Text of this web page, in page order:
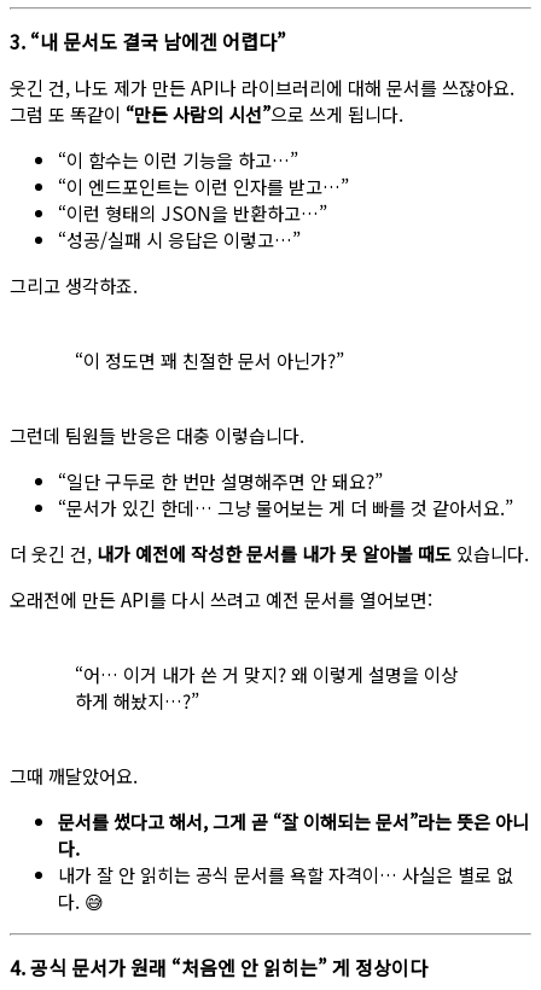
3. “내 문서도 결국 남에겐 어렵다”
웃긴 건, 나도 제가 만든 API나 라이브러리에 대해 문서를 쓰잖아요.
그럼 또 똑같이 “만든 사람의 시선”으로 쓰게 됩니다.
“이 함수는 이런 기능을 하고…”
“이 엔드포인트는 이런 인자를 받고…”
“이런 형태의 JSON을 반환하고…”
“성공/실패 시 응답은 이렇고…”
그리고 생각하죠.
“이 정도면 꽤 친절한 문서 아닌가?”
그런데 팀원들 반응은 대충 이렇습니다.
“일단 구두로 한 번만 설명해주면 안 돼요?”
“문서가 있긴 한데… 그냥 물어보는 게 더 빠를 것 같아서요.”
더 웃긴 건, 내가 예전에 작성한 문서를 내가 못 알아볼 때도 있습니다.
오래전에 만든 API를 다시 쓰려고 예전 문서를 열어보면:
“어… 이거 내가 쓴 거 맞지? 왜 이렇게 설명을 이상
하게 해놨지…?”
그때 깨달았어요.
문서를 썼다고 해서, 그게 곧 “잘 이해되는 문서”라는 뜻은 아니
다.
내가 잘 안 읽히는 공식 문서를 욕할 자격이… 사실은 별로 없
다. 😅
4. 공식 문서가 원래 “처음엔 안 읽히는” 게 정상이다